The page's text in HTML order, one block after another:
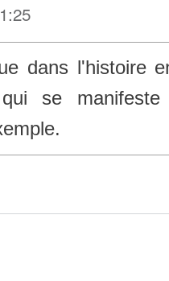
dans l'histoire
se